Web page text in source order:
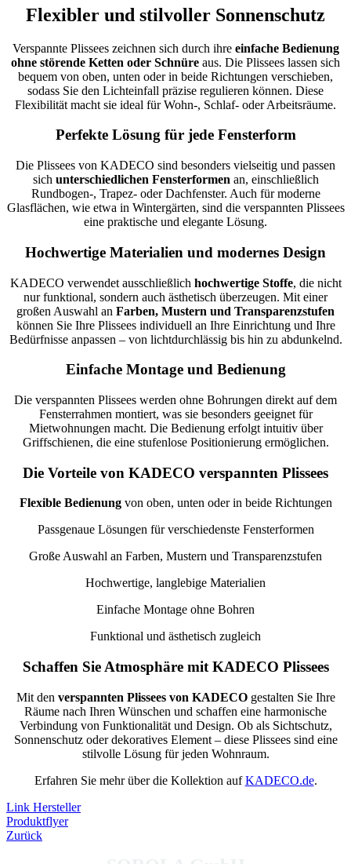
Flexibler und stilvoller Sonnenschutz
Verspannte Plissees zeichnen sich durch ihre einfache Bedienung
ohne störende Ketten oder Schnüre aus. Die Plissees lassen sich
bequem von oben, unten oder in beide Richtungen verschieben,
sodass Sie den Lichteinfall präzise regulieren können. Diese
Flexibilität macht sie ideal für Wohn-, Schlaf- oder Arbeitsräume.
Perfekte Lösung für jede Fensterform
Die Plissees von KADECO sind besonders vielseitig und passen
sich unterschiedlichen Fensterformen an, einschließlich
Rundbogen-, Trapez- oder Dachfenster. Auch für moderne
Glasflächen, wie etwa in Wintergärten, sind die verspannten Plissees
eine praktische und elegante Lösung.
Hochwertige Materialien und modernes Design
KADECO verwendet ausschließlich hochwertige Stoffe, die nicht
nur funktional, sondern auch ästhetisch überzeugen. Mit einer
großen Auswahl an Farben, Mustern und Transparenzstufen
können Sie Ihre Plissees individuell an Ihre Einrichtung und Ihre
Bedürfnisse anpassen – von lichtdurchlässig bis hin zu abdunkelnd.
Einfache Montage und Bedienung
Die verspannten Plissees werden ohne Bohrungen direkt auf dem
Fensterrahmen montiert, was sie besonders geeignet für
Mietwohnungen macht. Die Bedienung erfolgt intuitiv über
Griffschienen, die eine stufenlose Positionierung ermöglichen.
Die Vorteile von KADECO verspannten Plissees
Flexible Bedienungvon oben, unten oder in beide Richtungen
Passgenaue Lösungen für verschiedenste Fensterformen
Große Auswahl an Farben, Mustern und Transparenzstufen
Hochwertige, langlebige Materialien
Einfache Montage ohne Bohren
Funktional und ästhetisch zugleich
Schaffen Sie Atmosphäre mit KADECO Plissees
Mit den verspannten Plissees von KADECOgestalten Sie Ihre
Räume nach Ihren Wünschen und schaffen eine harmonische
Verbindung von Funktionalität und Design. Ob als Sichtschutz,
Sonnenschutz oder dekoratives Element – diese Plissees sind eine
stilvolle Lösung für jeden Wohnraum.
Erfahren Sie mehr über die Kollektion aufKADECO.de.
Link Hersteller
Produktflyer
Zurück